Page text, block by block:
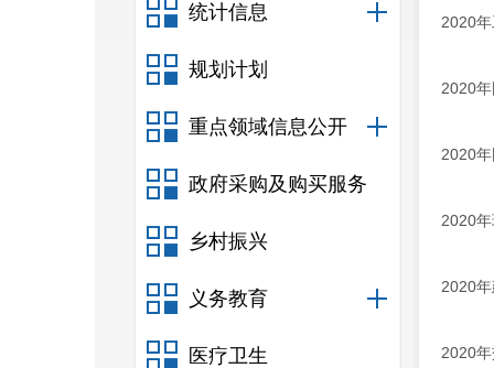
统计信息
规划计划
重点领域信息公开
政府采购及购买服务
乡村振兴
义务教育
医疗卫生
2020
2020
2020
2020
2020
2020